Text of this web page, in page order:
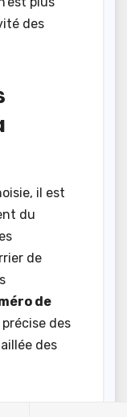
des
il est
du
de
de
précise des
des